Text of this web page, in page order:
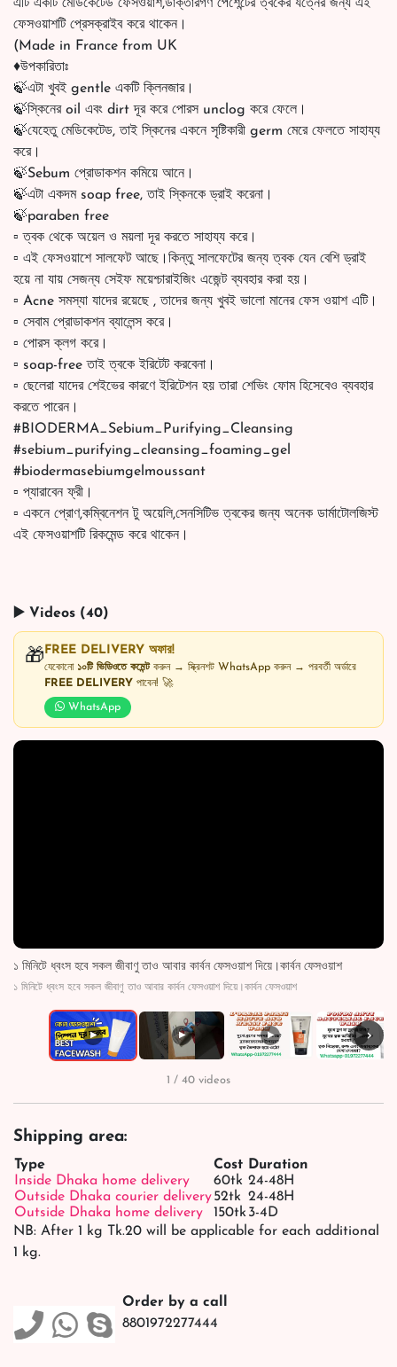
এটি একটি মেডিকেটেড ফেসওয়াশ,ডাক্তারগণ পেশেন্টের ত্বকের যত্নের জন্য এই
ফেসওয়াশটি প্রেসক্রাইব করে থাকেন।
(Made in France from UK
♦️উপকারিতাঃ
🍃এটা খুবই gentle একটি ক্লিনজার।
🍃স্কিনের oil এবং dirt দূর করে পোরস unclog করে ফেলে।
🍃যেহেতু মেডিকেটেড, তাই স্কিনের একনে সৃষ্টিকারী germ মেরে ফেলতে সাহায্য
করে।
🍃Sebum প্রোডাকশন কমিয়ে আনে।
🍃এটা একদম soap free, তাই স্কিনকে ড্রাই করেনা।
🍃paraben free
▫️ ত্বক থেকে অয়েল ও ময়লা দূর করতে সাহায্য করে।
▫️ এই ফেসওয়াশে সালফেট আছে।কিন্তু সালফেটের জন্য ত্বক যেন বেশি ড্রাই
হয়ে না যায় সেজন্য সেইফ ময়েশ্চারাইজিং এজেন্ট ব্যবহার করা হয়।
▫️ Acne সমস্যা যাদের রয়েছে , তাদের জন্য খুবই ভালো মানের ফেস ওয়াশ এটি।
▫️ সেবাম প্রোডাকশন ব্যালেন্স করে।
▫️ পোরস ক্লগ করে।
▫️ soap-free তাই ত্বকে ইরিটেট করবেনা।
▫️ ছেলেরা যাদের শেইভের কারণে ইরিটেশন হয় তারা শেভিং ফোম হিসেবেও ব্যবহার
করতে পারেন।
#BIODERMA_Sebium_Purifying_Cleansing
#sebium_purifying_cleansing_foaming_gel
#biodermasebiumgelmoussant
▫️ প্যারাবেন ফ্রী।
▫️ একনে প্রোণ,কম্বিনেশন টু অয়েলি,সেনসিটিভ ত্বকের জন্য অনেক ডার্মাটোলজিস্ট
এই ফেসওয়াশটি রিকমেন্ড করে থাকেন।
▶️ Videos (40)
🎁 FREE DELIVERY অফার!
যেকোনো ১০টি ভিডিওতে কমেন্টকরুন → স্ক্রিনশট WhatsApp করুন → পরবর্তী অর্ডারে
FREE DELIVERY পাবেন! 🚀
WhatsApp
১ মিনিটে ধ্বংস হবে সকল জীবাণু তাও আবার কার্বন ফেসওয়াশ দিয়ে।কার্বন ফেসওয়াশ
১ মিনিটে ধ্বংস হবে সকল জীবাণু তাও আবার কার্বন ফেসওয়াশ দিয়ে।কার্বন ফেসওয়াশ
▶ ▶ ▶ ▶ ›
1 / 40 videos
Shipping area:
Type Cost Duration
Inside Dhaka home delivery
60tk 24-48H
Outside Dhaka courier delivery52tk 24-48H
Outside Dhaka home delivery
150tk3-4D
NB: After 1 kg Tk.20 will be applicable for each additional
1 kg.
Order by a call
8801972277444